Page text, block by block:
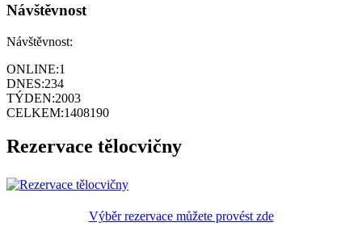
Návštěvnost
Návštěvnost:
ONLINE:1
DNES:234
TÝDEN:2003
CELKEM:1408190
Rezervace tělocvičny
Výběr rezervace můžete provést zde